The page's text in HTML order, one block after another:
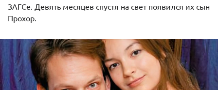
ЗАГСе. Девять месяцев спустя на свет появился их сын
Прохор.